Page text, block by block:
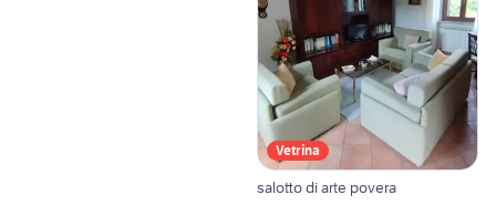
Vetrina
salotto di arte povera